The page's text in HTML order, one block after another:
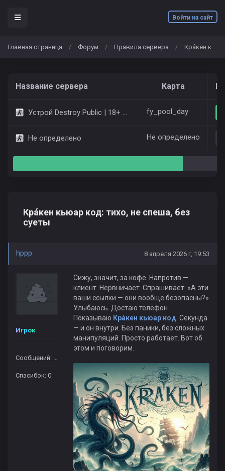
Войти на сайт
Главная страница / Форум / Правила сервера / Крáкен кьюар код: тихо, не спеша, без суеты
Название сервера Карта
Устрой Destroy Public | 18+ Only Dust2 fy_pool_day
Не определено Не определено
Крáкен кьюар код: тихо, не спеша, без
суеты
hppp 8 апреля 2026 г, 19:53
Игрок
Сообщений: 364
Спасибок: 0
Сижу, значит, за кофе. Напротив —
клиент. Нервничает. Спрашивает: «А эти
ваши ссылки — они вообще безопасны?»
Улыбаюсь. Достаю телефон.
Показываю Крáкен кьюар код . Секунда
— и он внутри. Без паники, без сложных
манипуляций. Просто работает. Вот об
этом и поговорим.